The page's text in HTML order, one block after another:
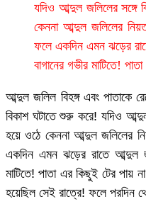
যদিও আব্দুল জলিলের সঙ্গে
কেননা আব্দুল জলিলের নিয়ত
ফলে একদিন এমন ঝড়ের
বাগানের গভীর মাটিতে!
আব্দুল জলিল বিহঙ্গ এবং পাতাকে
বিকাশ ঘটাতে শুরু করে! যদিও
হয়ে ওঠে কেননা আব্দুল জলিলের
একদিন এমন ঝড়ের রাতে আব্দুল
মাটিতে! পাতা এর কিছুই টের পায়
হয়েছিল সেই রাত্রে! ফলে পরদিন